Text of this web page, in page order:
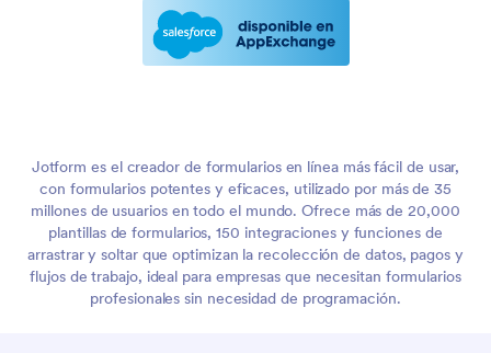
Jotform es el creador de formularios en línea más fácil de usar,
con formularios potentes y eficaces, utilizado por más de 35
millones de usuarios en todo el mundo. Ofrece más de 20,000
plantillas de formularios, 150 integraciones y funciones de
arrastrar y soltar que optimizan la recolección de datos, pagos y
flujos de trabajo, ideal para empresas que necesitan formularios
profesionales sin necesidad de programación.